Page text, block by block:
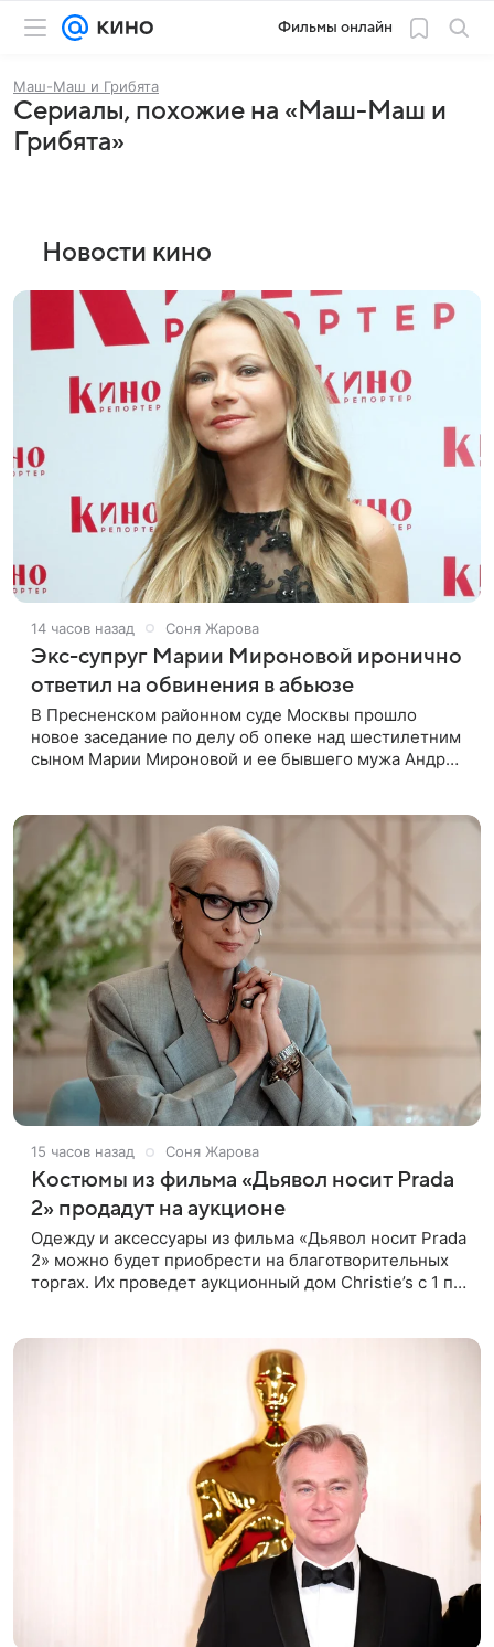
Фильмы онлайн
Маш-Маш и Грибята
Сериалы, похожие на «Маш-Маш и
Грибята»
Новости кино
14 часов назад Соня Жарова
Экс-супруг Марии Мироновой иронично
ответил на обвинения в абьюзе
В Пресненском районном суде Москвы прошло
новое заседание по делу об опеке над шестилетним
сыном Марии Мироновой и ее бывшего мужа Андрея
15 часов назад Соня Жарова
Костюмы из фильма «Дьявол носит Prada
2» продадут на аукционе
Одежду и аксессуары из фильма «Дьявол носит Prada
2» можно будет приобрести на благотворительных
торгах. Их проведет аукционный дом Christie’s с 1 по